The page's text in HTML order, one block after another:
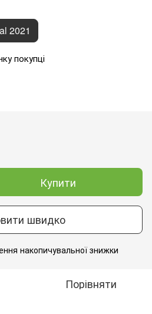
2021
покупці
Купити
швидко
накопичувальної знижки
Порівняти